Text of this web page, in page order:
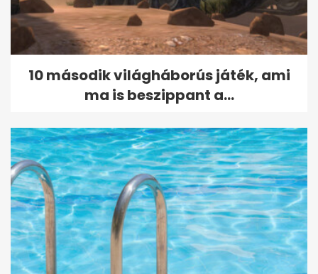
10 második világháborús játék, ami
ma is beszippant a...